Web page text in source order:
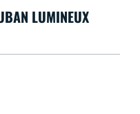
LUMINEUX